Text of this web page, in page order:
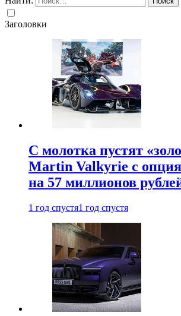
Заголовки
С молотка пустят
Martin Valkyrie с
на 57 миллионов
1 год спустя1 год спустя